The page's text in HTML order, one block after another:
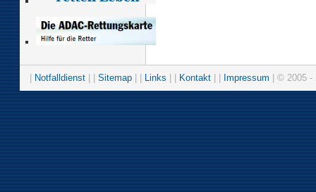
Notfalldienst Sitemap Links Kontakt Impressum | © 2005 -